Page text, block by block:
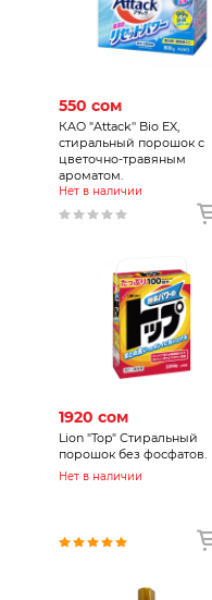
550 сом
КAO "Attack'' Bio EX,
стиральный порошок с
цветочно-травяным
ароматом.
Нет в наличии
1920 сом
Lion "Top" Стиральный
порошок без фосфатов.
Нет в наличии